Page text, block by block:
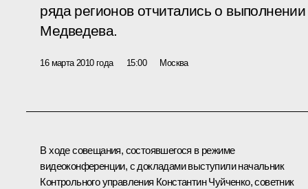
ряда регионов отчитались о
Медведева.
16 марта 2010 года 15:00 Москва
В ходе совещания, состоявшегося в режиме
видеоконференции, с докладами выступили начальник
Контрольного управления Константин Чуйченко, советник